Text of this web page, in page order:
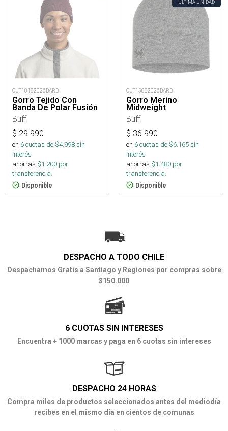
OUT18182026BARB
Gorro Tejido Con
Banda De Polar Fusión
Buff
$ 29.990
en 6cuotas de $4.998sin
interés
ahorras $1.200 por
transferencia.
Disponible
ÚLTIMA UNIDAD
OUT15882026BARB
Gorro Merino
Midweight
Buff
$ 36.990
en 6cuotas de $6.165sin
interés
ahorras $1.480 por
transferencia.
Disponible
DESPACHO A TODO CHILE
Despachamos Gratis a Santiago y Regiones por compras sobre
$150.000
6 CUOTAS SIN INTERESES
Encuentra + 1000 marcas y paga en 6 cuotas sin intereses
DESPACHO 24 HORAS
Compra miles de productos seleccionados antes del mediodía
recibes en el mismo día en cientos de comunas